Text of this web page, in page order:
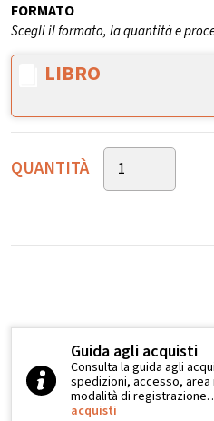
FORMATO
Scegli il formato, la quantità e
LIBRO
QUANTITÀ
Guida agli acquisti
Consulta la guida agli
spedizioni, accesso,
modalità di
acquisti